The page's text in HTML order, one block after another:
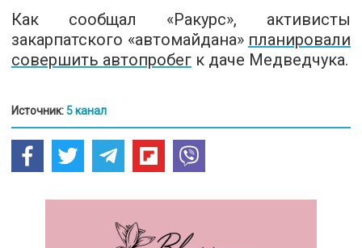
Как сообщал «Ракурс», активисты
закарпатского «автомайдана» планировали
совершить автопробег к даче Медведчука.
Источник:5 канал